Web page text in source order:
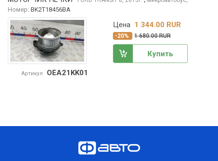
Номер: BK2T18456BA
Артикул OEA21KK01
Цена 1 344.00 RUR
-20% 1 680.00 RUR
Купить